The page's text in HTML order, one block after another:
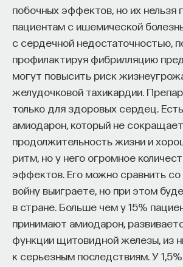
побочных эффектов, но их нельзя
пациентам с ишемической
с сердечной недостаточностью,
профилактируя фибрилляцию
могут повысить риск
желудочковой тахикардии.
только для здоровых сердец.
амиодарон, который не сокращает
продолжительность жизни и
ритм, но у него огромное
эффектов. Его можно сравнить
войну выиграете, но при этом
в стране. Больше чем у 15%
принимают амиодарон,
функции щитовидной железы, из
к серьезным последствиям. У